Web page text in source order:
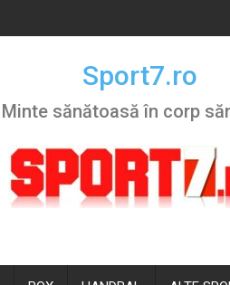
Sport7.ro
Minte sănătoasă în corp